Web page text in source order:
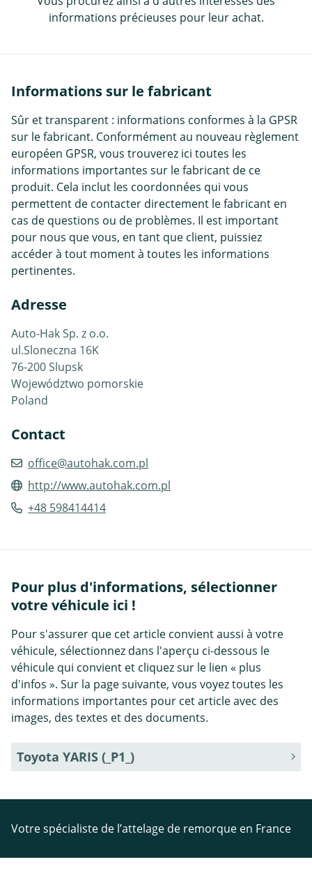
informations précieuses pour leur achat.
Informations sur le fabricant
Sûr et transparent : informations conformes à la GPSR
sur le fabricant. Conformément au nouveau règlement
européen GPSR, vous trouverez ici toutes les
informations importantes sur le fabricant de ce
produit. Cela inclut les coordonnées qui vous
permettent de contacter directement le fabricant en
cas de questions ou de problèmes. Il est important
pour nous que vous, en tant que client, puissiez
accéder à tout moment à toutes les informations
pertinentes.
Adresse
Auto-Hak Sp. z o.o.
ul.Sloneczna 16K
76-200 Slupsk
Województwo pomorskie
Poland
Contact
office@autohak.com.pl
http://www.autohak.com.pl
+48 598414414
Pour plus d'informations, sélectionner
votre véhicule ici !
Pour s'assurer que cet article convient aussi à votre
véhicule, sélectionnez dans l'aperçu ci-dessous le
véhicule qui convient et cliquez sur le lien « plus
d'infos ». Sur la page suivante, vous voyez toutes les
informations importantes pour cet article avec des
images, des textes et des documents.
Toyota YARIS (_P1_)
Votre spécialiste de l’attelage de remorque en France